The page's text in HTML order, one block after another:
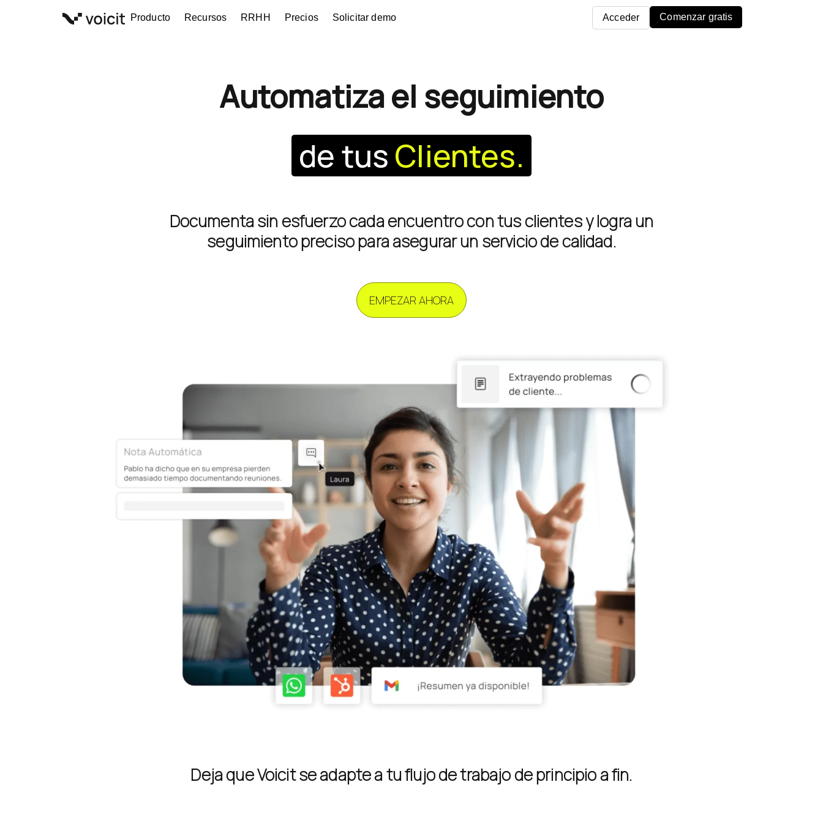
Producto Recursos RRHH Precios Solicitar demo Acceder Comenzar gratis
Automatiza el seguimiento
de tusClientes.
Documenta sin esfuerzo cada encuentro con tus clientes y logra un
seguimiento preciso para asegurar un servicio de calidad.
EMPEZAR AHORA
Deja que Voicit se adapte a tu flujo de trabajo de principio a fin.